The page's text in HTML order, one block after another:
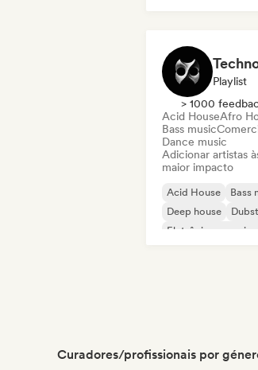
Playlist
> 1000
Acid HouseAfro
Bass music
Dance music
Adicionar artistas
maior impacto
Acid House Bass
Deep house
Eletrônica
Curadores/profissionais por